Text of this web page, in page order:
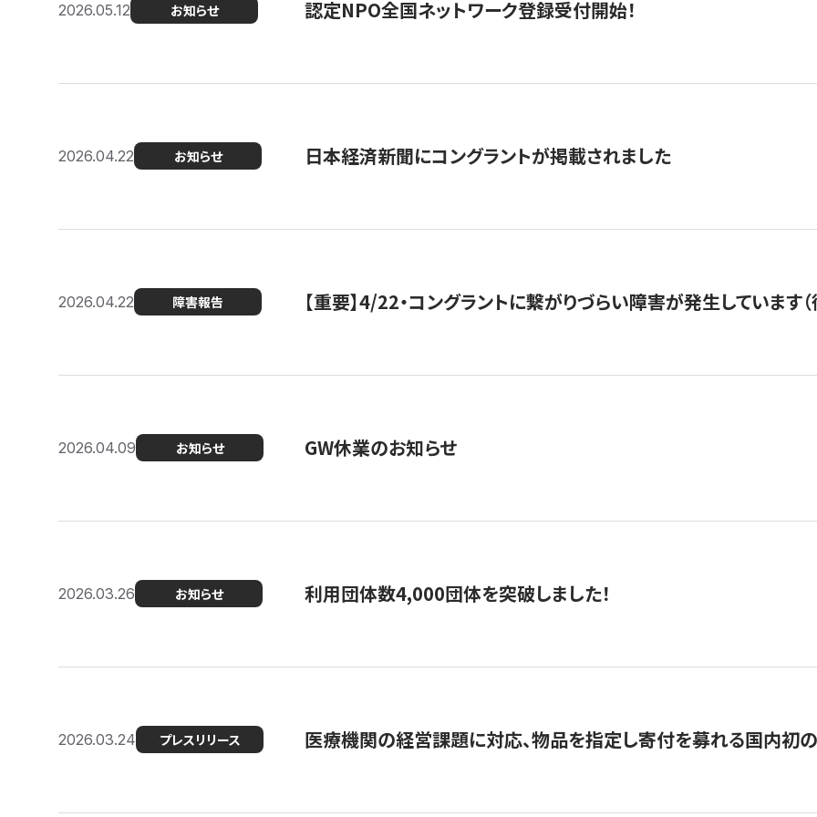
2026.05.12 お知らせ 認定NPO全国ネットワーク登録受付開始！
2026.04.22 お知らせ 日本経済新聞にコングラントが掲載されました
2026.04.22 障害報告 【重要】4/22・コングラントに繋がりづらい障害が発生しています（
2026.04.09 お知らせ GW休業のお知らせ
2026.03.26 お知らせ 利用団体数4,000団体を突破しました！
2026.03.24 プレスリリース 医療機関の経営課題に対応、物品を指定し寄付を募れる国内初の